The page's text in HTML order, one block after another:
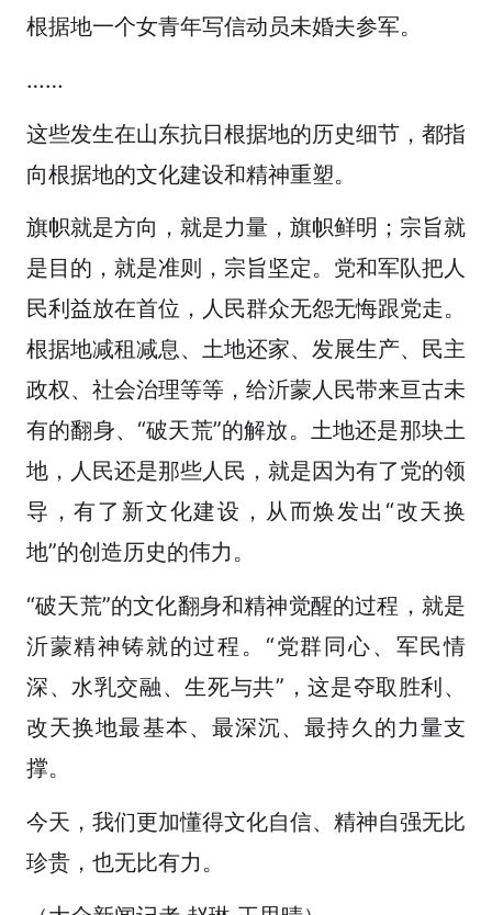
根据地一个女青年写信动员未婚夫参军。
……
这些发生在山东抗日根据地的历史细节，都指
向根据地的文化建设和精神重塑。
旗帜就是方向，就是力量，旗帜鲜明；宗旨就
是目的，就是准则，宗旨坚定。党和军队把人
民利益放在首位，人民群众无怨无悔跟党走。
根据地减租减息、土地还家、发展生产、民主
政权、社会治理等等，给沂蒙人民带来亘古未
有的翻身、“破天荒”的解放。土地还是那块土
地，人民还是那些人民，就是因为有了党的领
导，有了新文化建设，从而焕发出“改天换
地”的创造历史的伟力。
“破天荒”的文化翻身和精神觉醒的过程，就是
沂蒙精神铸就的过程。“党群同心、军民情
深、水乳交融、生死与共”，这是夺取胜利、
改天换地最基本、最深沉、最持久的力量支
撑。
今天，我们更加懂得文化自信、精神自强无比
珍贵，也无比有力。